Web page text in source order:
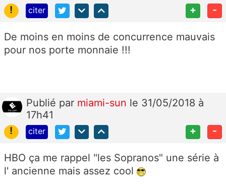
!
citer + -
De moins en moins de concurrence mauvais
pour nos porte monnaie !!!
Publié par miami-sun le 31/05/2018 à
17h41
!
citer + -
HBO ça me rappel "les Sopranos" une série à
l' ancienne mais assez cool